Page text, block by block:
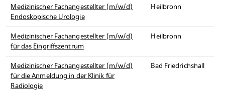
Medizinischer Fachangestellter (m/w/d)
Endoskopische Urologie
Heilbronn
Medizinischer Fachangestellter (m/w/d)
für das Eingriffszentrum
Heilbronn
Medizinischer Fachangestellter (m/w/d)
für die Anmeldung in der Klinik für
Radiologie
Bad Friedrichshall